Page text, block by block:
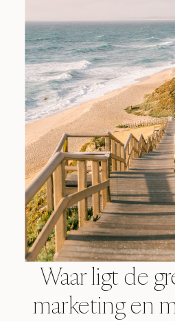
Waar ligt de
marketing en